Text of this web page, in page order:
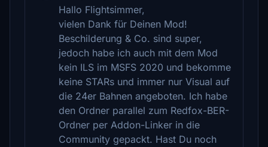
Hallo Flightsimmer,
vielen Dank für Deinen Mod!
Beschilderung & Co. sind super,
jedoch habe ich auch mit dem Mod
kein ILS im MSFS 2020 und bekomme
keine STARs und immer nur Visual auf
die 24er Bahnen angeboten. Ich habe
den Ordner parallel zum Redfox-BER-
Ordner per Addon-Linker in die
Community gepackt. Hast Du noch